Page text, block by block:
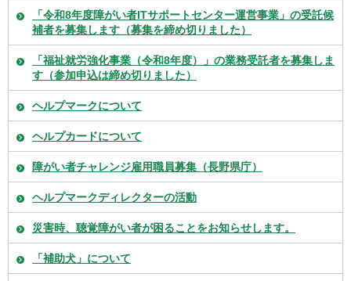
「令和8年度障がい者ITサポートセンター運営事業」の受託候
補者を募集します（募集を締め切りました）
「福祉就労強化事業（令和8年度）」の業務受託者を募集しま
す（参加申込は締め切りました）
ヘルプマークについて
ヘルプカードについて
障がい者チャレンジ雇用職員募集（長野県庁）
ヘルプマークディレクターの活動
災害時、聴覚障がい者が困ることをお知らせします。
「補助犬」について